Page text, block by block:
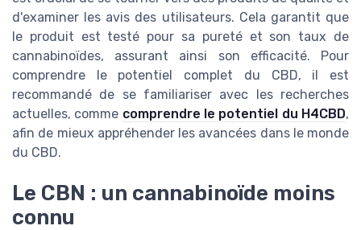
d'examiner les avis des utilisateurs. Cela garantit que
le produit est testé pour sa pureté et son taux de
cannabinoïdes, assurant ainsi son efficacité. Pour
comprendre le potentiel complet du CBD, il est
recommandé de se familiariser avec les recherches
actuelles, comme comprendre le potentiel du H4CBD,
afin de mieux appréhender les avancées dans le monde
du CBD.
Le CBN : un cannabinoïde moins
connu